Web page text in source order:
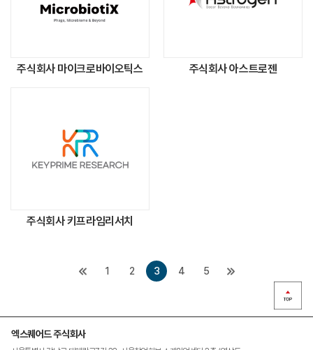
주식회사 마이크로바이오틱스 주식회사 아스트로젠
주식회사 키프라임리서치
1 2 3 4 5
엑스퀘어드 주식회사